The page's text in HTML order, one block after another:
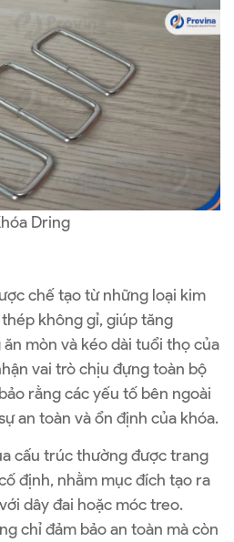
Dring
chế tạo từ những loại kim
không gỉ, giúp tăng
mòn và kéo dài tuổi thọ của
vai trò chịu đựng toàn bộ
rằng các yếu tố bên ngoài
an toàn và ổn định của khóa.
cấu trúc thường được trang
định, nhằm mục đích tạo ra
dây đai hoặc móc treo.
chỉ đảm bảo an toàn mà còn